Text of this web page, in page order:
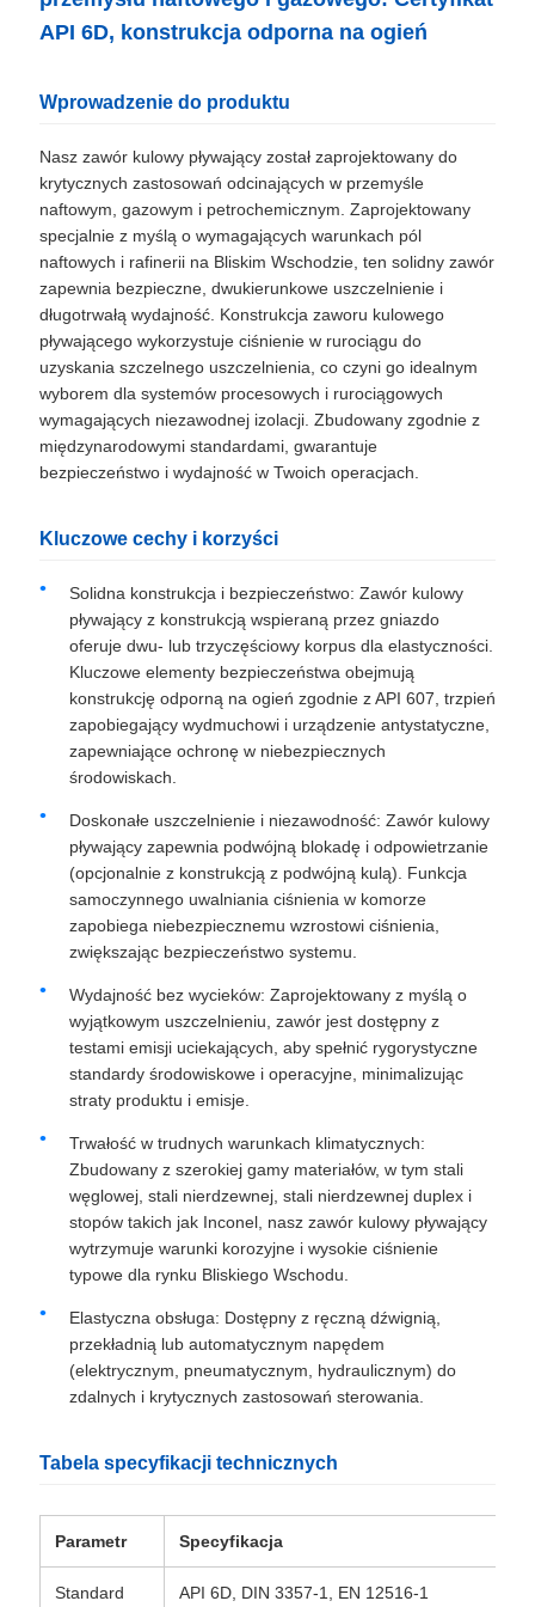
PRIVACY
POLICY
API 6D, konstrukcja odporna na ogień
Wprowadzenie do produktu
Nasz zawór kulowy pływający został zaprojektowany do
krytycznych zastosowań odcinających w przemyśle
naftowym, gazowym i petrochemicznym. Zaprojektowany
specjalnie z myślą o wymagających warunkach pól
naftowych i rafinerii na Bliskim Wschodzie, ten solidny zawór
zapewnia bezpieczne, dwukierunkowe uszczelnienie i
długotrwałą wydajność. Konstrukcja zaworu kulowego
pływającego wykorzystuje ciśnienie w rurociągu do
uzyskania szczelnego uszczelnienia, co czyni go idealnym
wyborem dla systemów procesowych i rurociągowych
wymagających niezawodnej izolacji. Zbudowany zgodnie z
międzynarodowymi standardami, gwarantuje
bezpieczeństwo i wydajność w Twoich operacjach.
Kluczowe cechy i korzyści
Solidna konstrukcja i bezpieczeństwo: Zawór kulowy
pływający z konstrukcją wspieraną przez gniazdo
oferuje dwu- lub trzyczęściowy korpus dla elastyczności.
Kluczowe elementy bezpieczeństwa obejmują
konstrukcję odporną na ogień zgodnie z API 607, trzpień
zapobiegający wydmuchowi i urządzenie antystatyczne,
zapewniające ochronę w niebezpiecznych
środowiskach.
Doskonałe uszczelnienie i niezawodność: Zawór kulowy
pływający zapewnia podwójną blokadę i odpowietrzanie
(opcjonalnie z konstrukcją z podwójną kulą). Funkcja
samoczynnego uwalniania ciśnienia w komorze
zapobiega niebezpiecznemu wzrostowi ciśnienia,
zwiększając bezpieczeństwo systemu.
Wydajność bez wycieków: Zaprojektowany z myślą o
wyjątkowym uszczelnieniu, zawór jest dostępny z
testami emisji uciekających, aby spełnić rygorystyczne
standardy środowiskowe i operacyjne, minimalizując
straty produktu i emisje.
Trwałość w trudnych warunkach klimatycznych:
Zbudowany z szerokiej gamy materiałów, w tym stali
węglowej, stali nierdzewnej, stali nierdzewnej duplex i
stopów takich jak Inconel, nasz zawór kulowy pływający
wytrzymuje warunki korozyjne i wysokie ciśnienie
typowe dla rynku Bliskiego Wschodu.
Elastyczna obsługa: Dostępny z ręczną dźwignią,
przekładnią lub automatycznym napędem
(elektrycznym, pneumatycznym, hydraulicznym) do
zdalnych i krytycznych zastosowań sterowania.
Tabela specyfikacji technicznych
Parametr Specyfikacja
Standard API 6D, DIN 3357-1, EN 12516-1